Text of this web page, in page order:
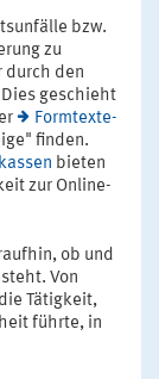
bzw.
zu
durch den
geschieht
Formtexte-
finden.
bieten
zur Online-
ob und
Von
Tätigkeit,
führte, in